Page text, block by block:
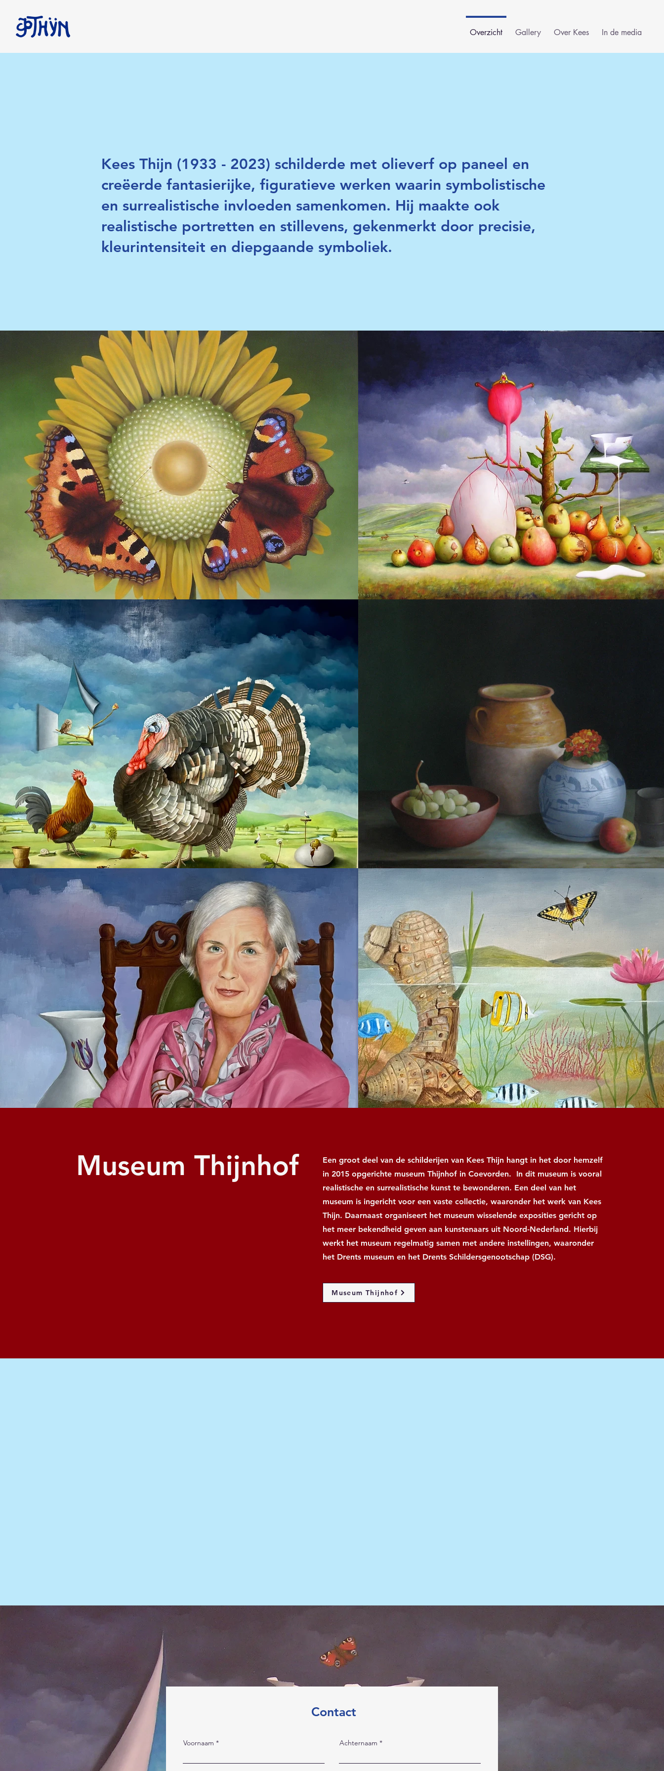
Overzicht Gallery Over Kees In de media
Kees Thijn (1933 - 2023) schilderde met olieverf op paneel en
creëerde fantasierijke, figuratieve werken waarin symbolistische
en surrealistische invloeden samenkomen. Hij maakte ook
realistische portretten en stillevens, gekenmerkt door precisie,
kleurintensiteit en diepgaande symboliek.
Museum Thijnhof
Een groot deel van de schilderijen van Kees Thijn hangt in het door hemzelf
in 2015 opgerichte museum Thijnhof in Coevorden. In dit museum is vooral
realistische en surrealistische kunst te bewonderen. Een deel van het
museum is ingericht voor een vaste collectie, waaronder het werk van Kees
Thijn. Daarnaast organiseert het museum wisselende exposities gericht op
het meer bekendheid geven aan kunstenaars uit Noord-Nederland. Hierbij
werkt het museum regelmatig samen met andere instellingen, waaronder
het Drents museum en het Drents Schildersgenootschap (DSG).
Museum Thijnhof
Contact
Voornaam Achternaam